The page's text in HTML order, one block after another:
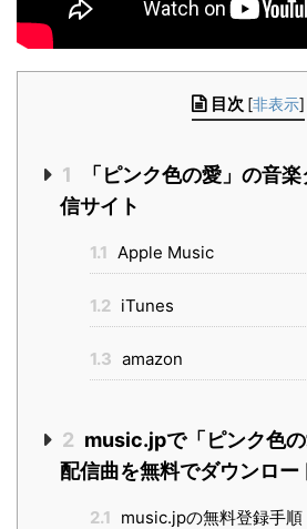
目次 [非表示]
1
「ピンク色の愛」の音
信サイト
1.1 Apple Music
1.2 iTunes
1.3 amazon
2 music.jpで「ピンク色
配信曲を無料でダウンロー
2.1 music.jpの無料登録手順